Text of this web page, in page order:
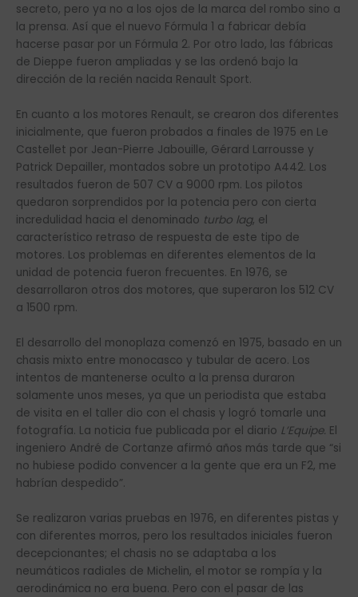
secreto, pero ya no a los ojos de la marca del rombo sino a
la prensa. Así que el nuevo Fórmula 1 a fabricar debía
hacerse pasar por un Fórmula 2. Por otro lado, las fábricas
de Dieppe fueron ampliadas y se las ordenó bajo la
dirección de la recién nacida Renault Sport.
En cuanto a los motores Renault, se crearon dos diferentes
inicialmente, que fueron probados a finales de 1975 en Le
Castellet por Jean-Pierre Jabouille, Gérard Larrousse y
Patrick Depailler, montados sobre un prototipo A442. Los
resultados fueron de 507 CV a 9000 rpm. Los pilotos
quedaron sorprendidos por la potencia pero con cierta
incredulidad hacia el denominado turbo lag, el
característico retraso de respuesta de este tipo de
motores. Los problemas en diferentes elementos de la
unidad de potencia fueron frecuentes. En 1976, se
desarrollaron otros dos motores, que superaron los 512 CV
a 1500 rpm.
El desarrollo del monoplaza comenzó en 1975, basado en un
chasis mixto entre monocasco y tubular de acero. Los
intentos de mantenerse oculto a la prensa duraron
solamente unos meses, ya que un periodista que estaba
de visita en el taller dio con el chasis y logró tomarle una
fotografía. La noticia fue publicada por el diario L’Equipe. El
ingeniero André de Cortanze afirmó años más tarde que “si
no hubiese podido convencer a la gente que era un F2, me
habrían despedido”.
Se realizaron varias pruebas en 1976, en diferentes pistas y
con diferentes morros, pero los resultados iniciales fueron
decepcionantes; el chasis no se adaptaba a los
neumáticos radiales de Michelin, el motor se rompía y la
aerodinámica no era buena. Pero con el pasar de las